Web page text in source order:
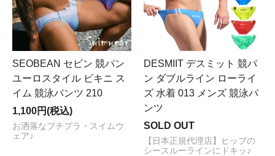
SEOBEAN セビン 競パン
ユーロスタイル ビキニ ス
イム 競泳パンツ 210
1,100円(税込)
お洒落なプチプラ・スイムウ
ェア♪
DESMIIT デスミット 競パ
ン ダブルライン ローライ
ズ 水着 013 メンズ 競泳パ
ンツ
SOLD OUT
【日本正規代理店】ヒップの
シースルーラインにドキッ♪